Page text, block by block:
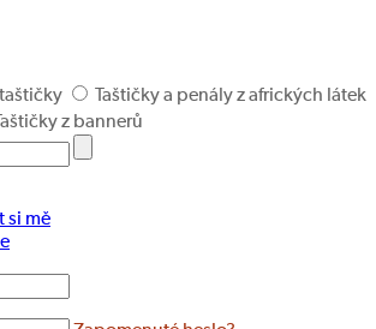
taštičky
Taštičky a penály z afrických látek
z bannerů
si mě